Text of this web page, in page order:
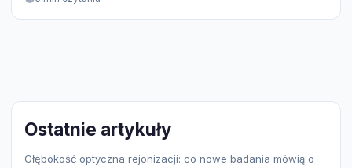
Ostatnie artykuły
Głębokość optyczna rejonizacji: co nowe badania mówią o